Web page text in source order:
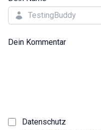
Dein Kommentar
Datenschutz